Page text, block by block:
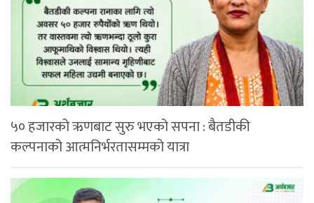
५० हजारको ऋणबाट सुरु भएको सपना : बैतडीकी
कल्पनाको आत्मनिर्भरतासम्मको यात्रा